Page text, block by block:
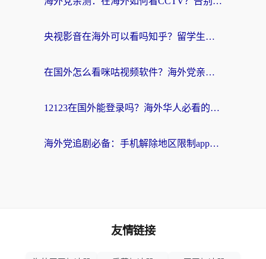
央视影音在海外可以看吗知乎？留学生亲测：3步解决地域限制+追剧自由
在国外怎么看咪咕视频软件？海外党亲测有效的回国加速方案
12123在国外能登录吗？海外华人必看的回国加速实用指南
海外党追剧必备：手机解除地区限制app怎么选？解决央视视频&国内剧地区限制全指南
友情链接